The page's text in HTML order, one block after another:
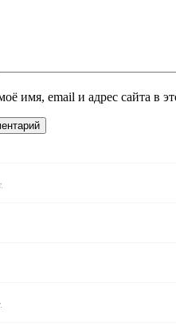
имя, email и адрес сайта в